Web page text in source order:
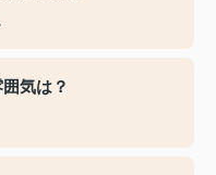
気は？